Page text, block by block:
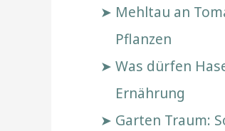
Mehltau an
Pflanzen
Was dürfen
Ernährung
Garten Traum: